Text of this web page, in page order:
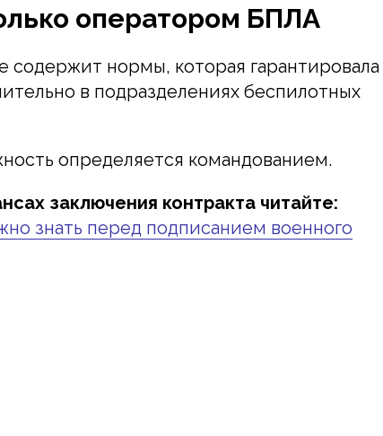
оператором БПЛА
содержит нормы, которая гарантировала
в подразделениях беспилотных
определяется командованием.
заключения контракта читайте:
знать перед подписанием военного